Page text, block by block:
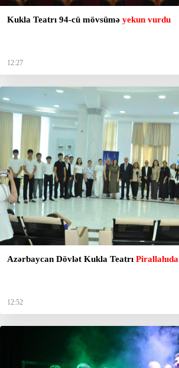
Kukla Teatrı 94-cü mövsümə yekun vurdu
12:27
Azərbaycan Dövlət Kukla Teatrı Pirallahıda
12:52